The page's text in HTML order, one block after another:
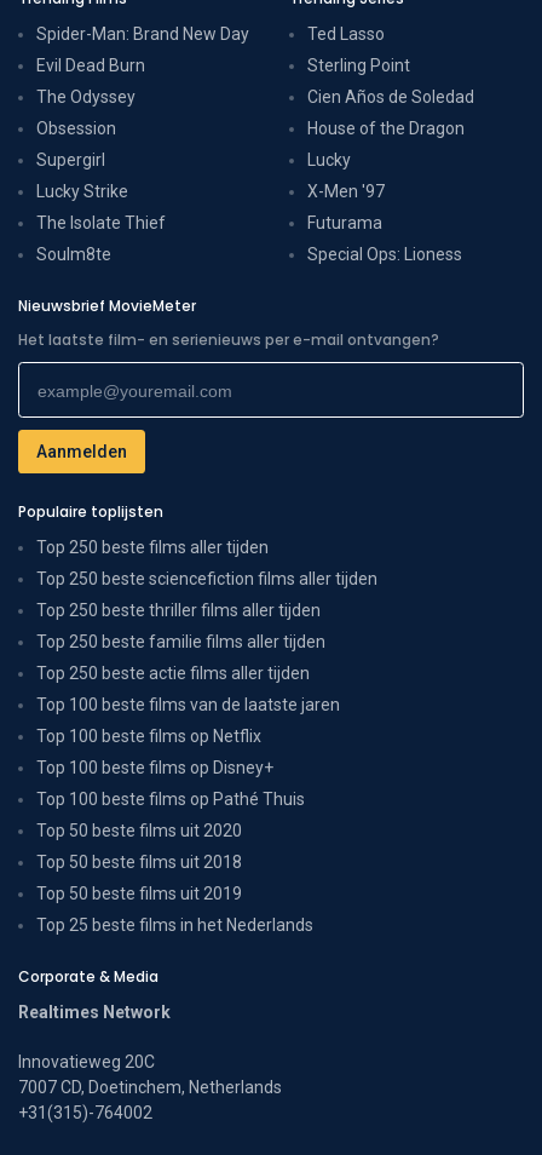
Spider-Man: Brand New Day
Evil Dead Burn
The Odyssey
Obsession
Supergirl
Lucky Strike
The Isolate Thief
Soulm8te
Ted Lasso
Sterling Point
Cien Años de Soledad
House of the Dragon
Lucky
X-Men '97
Futurama
Special Ops: Lioness
Nieuwsbrief MovieMeter
Het laatste film- en serienieuws per e-mail ontvangen?
Populaire toplijsten
Top 250 beste films aller tijden
Top 250 beste sciencefiction films aller tijden
Top 250 beste thriller films aller tijden
Top 250 beste familie films aller tijden
Top 250 beste actie films aller tijden
Top 100 beste films van de laatste jaren
Top 100 beste films op Netflix
Top 100 beste films op Disney+
Top 100 beste films op Pathé Thuis
Top 50 beste films uit 2020
Top 50 beste films uit 2018
Top 50 beste films uit 2019
Top 25 beste films in het Nederlands
Corporate & Media
Realtimes Network
Innovatieweg 20C
7007 CD, Doetinchem, Netherlands
+31(315)-764002